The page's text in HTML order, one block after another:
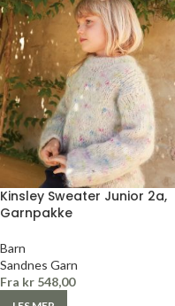
Kinsley Sweater Junior 2a,
Garnpakke
Barn
Sandnes Garn
Fra kr 548,00